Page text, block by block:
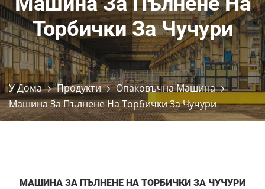
Торбички За Чучури
У Дома Продукти
Опаковъчна Машина
Машина За Пълнене На Торбички За Чучури
МАШИНА ЗА ПЪЛНЕНЕ НА ТОРБИЧКИ ЗА ЧУЧУРИ